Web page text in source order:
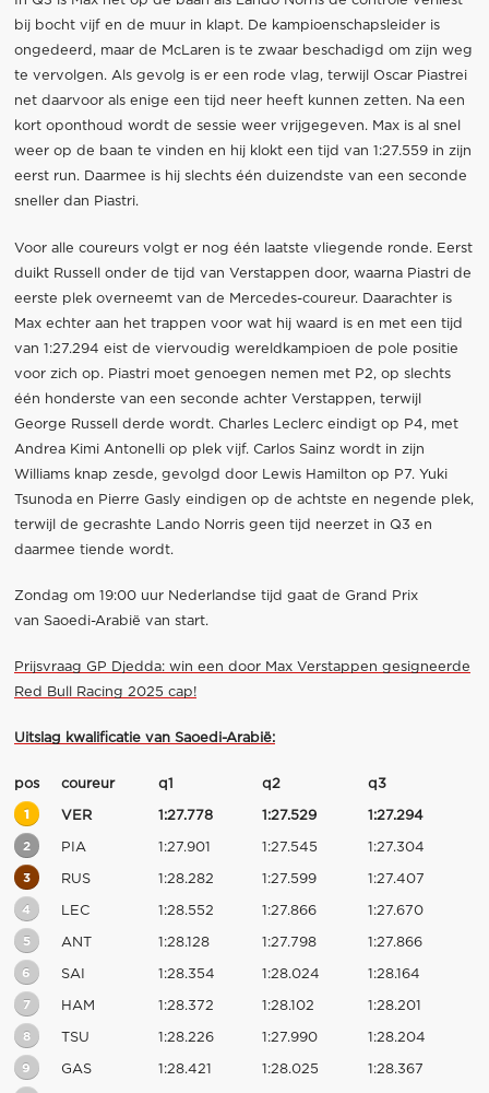
bij bocht vijf en de muur in klapt. De kampioenschapsleider is
ongedeerd, maar de McLaren is te zwaar beschadigd om zijn weg
te vervolgen. Als gevolg is er een rode vlag, terwijl Oscar Piastrei
net daarvoor als enige een tijd neer heeft kunnen zetten. Na een
kort oponthoud wordt de sessie weer vrijgegeven. Max is al snel
weer op de baan te vinden en hij klokt een tijd van 1:27.559 in zijn
eerst run. Daarmee is hij slechts één duizendste van een seconde
sneller dan Piastri.
Voor alle coureurs volgt er nog één laatste vliegende ronde. Eerst
duikt Russell onder de tijd van Verstappen door, waarna Piastri de
eerste plek overneemt van de Mercedes-coureur. Daarachter is
Max echter aan het trappen voor wat hij waard is en met een tijd
van 1:27.294 eist de viervoudig wereldkampioen de pole positie
voor zich op. Piastri moet genoegen nemen met P2, op slechts
één honderste van een seconde achter Verstappen, terwijl
George Russell derde wordt. Charles Leclerc eindigt op P4, met
Andrea Kimi Antonelli op plek vijf. Carlos Sainz wordt in zijn
Williams knap zesde, gevolgd door Lewis Hamilton op P7. Yuki
Tsunoda en Pierre Gasly eindigen op de achtste en negende plek,
terwijl de gecrashte Lando Norris geen tijd neerzet in Q3 en
daarmee tiende wordt.
Zondag om 19:00 uur Nederlandse tijd gaat de Grand Prix
van Saoedi-Arabië van start.
Prijsvraag GP Djedda: win een door Max Verstappen gesigneerde
Red Bull Racing 2025 cap!
Uitslag kwalificatie van Saoedi-Arabië:
pos coureur q1 q2 q3
1 VER 1:27.778 1:27.529 1:27.294
2 PIA 1:27.901 1:27.545 1:27.304
3 RUS 1:28.282 1:27.599 1:27.407
4 LEC 1:28.552 1:27.866 1:27.670
5 ANT 1:28.128 1:27.798 1:27.866
6 SAI 1:28.354 1:28.024 1:28.164
7 HAM 1:28.372 1:28.102 1:28.201
8 TSU 1:28.226 1:27.990 1:28.204
9 GAS 1:28.421 1:28.025 1:28.367